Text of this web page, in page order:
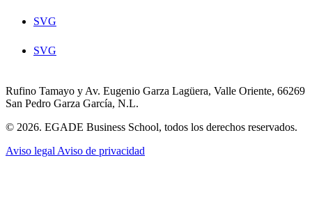
SVG
SVG
Rufino Tamayo y Av. Eugenio Garza Lagüera, Valle Oriente, 66269
San Pedro Garza García, N.L.
© 2026. EGADE Business School, todos los derechos reservados.
Aviso legal Aviso de privacidad